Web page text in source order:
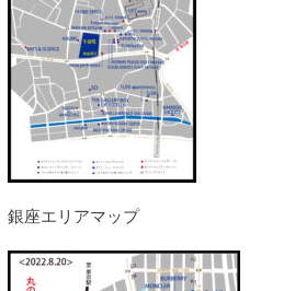
銀座エリアマップ